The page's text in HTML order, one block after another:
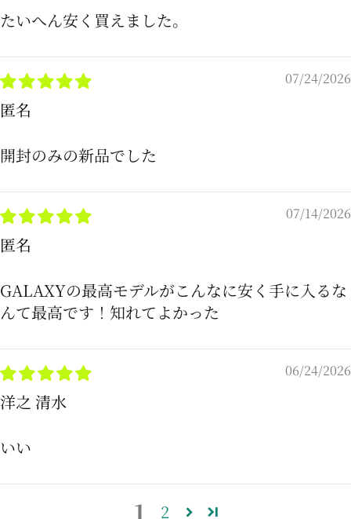
たいへん安く買えました。
07/24/2026
匿名
開封のみの新品でした
07/14/2026
匿名
GALAXYの最高モデルがこんなに安く手に入るな
んて最高です！知れてよかった
06/24/2026
洋之 清水
いい
1 2